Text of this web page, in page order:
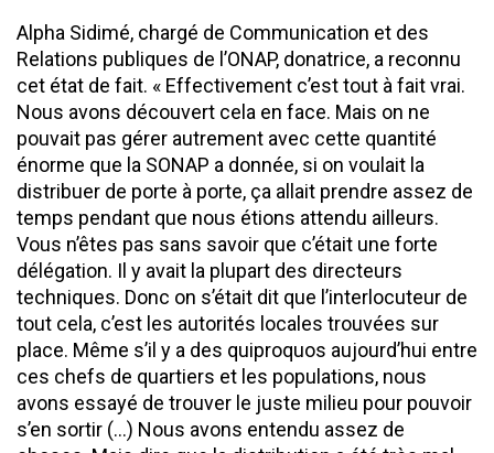
Alpha Sidimé, chargé de Communication et des
Relations publiques de l’ONAP, donatrice, a reconnu
cet état de fait. « Effectivement c’est tout à fait vrai.
Nous avons découvert cela en face. Mais on ne
pouvait pas gérer autrement avec cette quantité
énorme que la SONAP a donnée, si on voulait la
distribuer de porte à porte, ça allait prendre assez de
temps pendant que nous étions attendu ailleurs.
Vous n’êtes pas sans savoir que c’était une forte
délégation. Il y avait la plupart des directeurs
techniques. Donc on s’était dit que l’interlocuteur de
tout cela, c’est les autorités locales trouvées sur
place. Même s’il y a des quiproquos aujourd’hui entre
ces chefs de quartiers et les populations, nous
avons essayé de trouver le juste milieu pour pouvoir
s’en sortir (…) Nous avons entendu assez de